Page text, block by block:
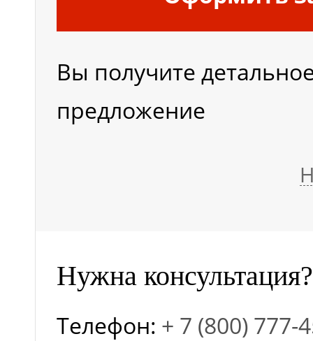
Вы получите
предложение
Нужна консультация?
Телефон: + 7 (800) 777-